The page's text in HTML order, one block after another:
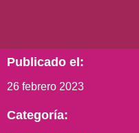
Publicado el:
26 febrero 2023
Categoría: